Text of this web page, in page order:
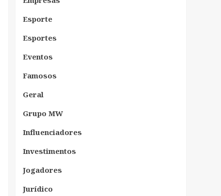
Esporte
Esportes
Eventos
Famosos
Geral
Grupo MW
Influenciadores
Investimentos
Jogadores
Jurídico